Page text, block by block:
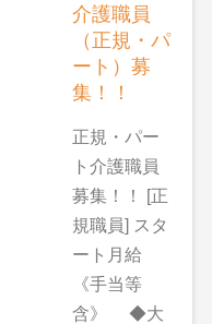
介護職員
（正規・パ
ート）募
集！！
正規・パー
ト介護職員
募集！！ [正
規職員] スタ
ート月給
《手当等
含》 ◆大